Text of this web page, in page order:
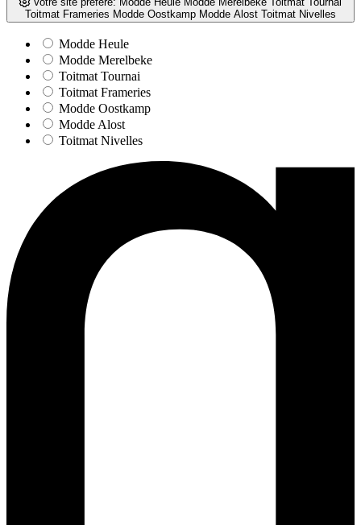
Toitmat Frameries Modde Oostkamp Modde Alost Toitmat Nivelles
Modde Heule
Modde Merelbeke
Toitmat Tournai
Toitmat Frameries
Modde Oostkamp
Modde Alost
Toitmat Nivelles